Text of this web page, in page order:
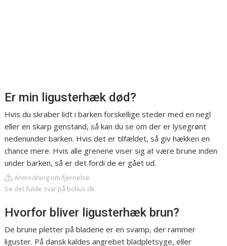
Er min ligusterhæk død?
Hvis du skraber lidt i barken forskellige steder med en negl
eller en skarp genstand, så kan du se om der er lysegrønt
nedenunder barken. Hvis det er tilfældet, så giv hækken en
chance mere. Hvis alle grenene viser sig at være brune inden
under barken, så er det fordi de er gået ud.
Anmodning om fjernelse
Se det fulde svar på bolius.dk
Hvorfor bliver ligusterhæk brun?
De brune pletter på bladene er en svamp, der rammer
liguster. På dansk kaldes angrebet bladpletsyge, eller